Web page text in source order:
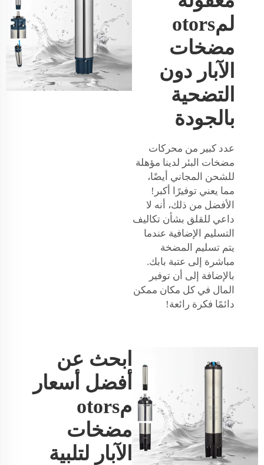
لمotors
مضخات
الآبار دون
التضحية
بالجودة
عدد كبير من محركات
مضخات البئر لدينا مؤهلة
للشحن المجاني أيضًا،
مما يعني توفيرًا أكبر!
الأفضل من ذلك، أنه لا
داعي للقلق بشأن تكاليف
التسليم الإضافية عندما
يتم تسليم المضخة
مباشرة إلى عتبة بابك.
بالإضافة إلى أن توفير
المال في كل مكان ممكن
دائمًا فكرة رائعة!
ابحث عن
أفضل أسعار
مotors
مضخات
الآبار لتلبية